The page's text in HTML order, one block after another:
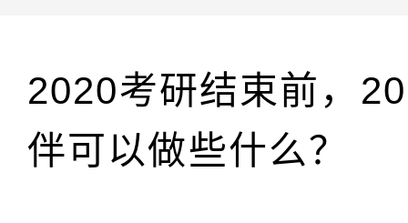
2020考研结束前，
伴可以做些什么？